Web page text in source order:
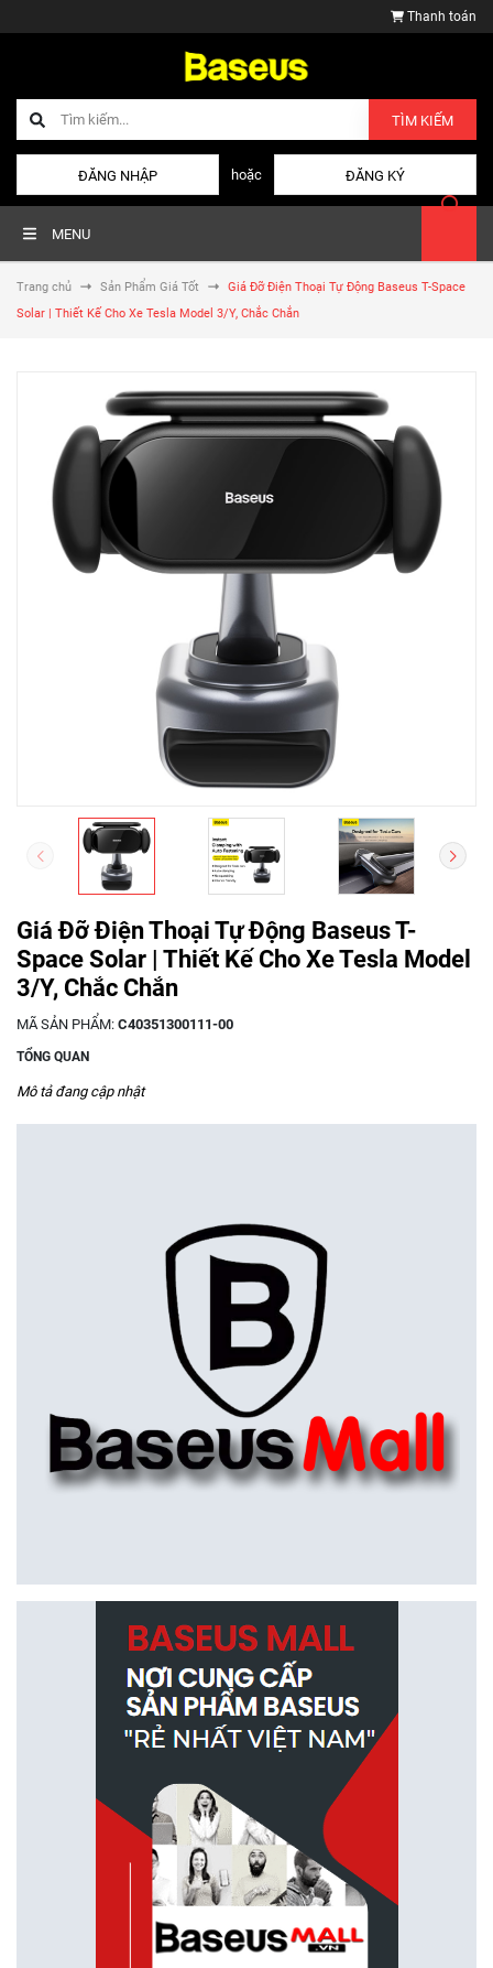
Thanh toán
TÌM KIẾM
ĐĂNG NHẬP hoặc ĐĂNG KÝ
MENU
Trang chủ Sản Phẩm Giá Tốt
Giá Đỡ Điện Thoại Tự Động Baseus T-Space
Solar | Thiết Kế Cho Xe Tesla Model 3/Y, Chắc Chắn
Giá Đỡ Điện Thoại Tự Động Baseus T-
Space Solar | Thiết Kế Cho Xe Tesla Model
3/Y, Chắc Chắn
MÃ SẢN PHẨM: C40351300111-00
TỔNG QUAN
Mô tả đang cập nhật